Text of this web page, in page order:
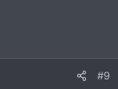
#9